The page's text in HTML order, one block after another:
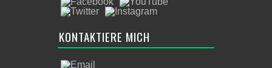
KONTAKTIERE MICH